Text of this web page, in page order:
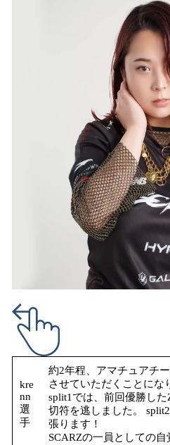
kre
nn
選
手
約2年程、アマチュアチ
させていただくことにな
split1では、前回優勝し
切符を逃しました。
張ります！
SCARZの一員としての